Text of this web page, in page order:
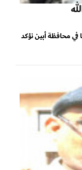
في محافظة أبين نؤكد